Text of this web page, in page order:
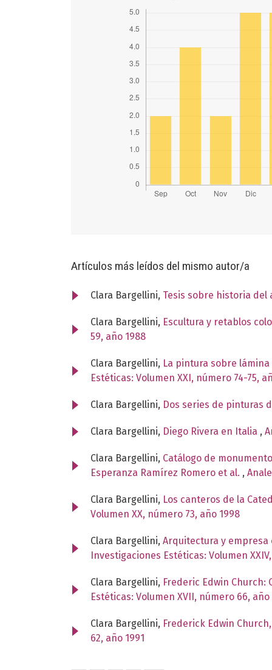
Artículos más leídos del mismo autor/a
Clara Bargellini, Tesis sobre historia
Clara Bargellini, Escultura y retablos
59, año 1988
Clara Bargellini, La pintura sobre
Estéticas: Volumen XXI, número 74-75,
Clara Bargellini, Dos series de pinturas
Clara Bargellini, Diego Rivera en Italia ,
Clara Bargellini, Catálogo de
Esperanza Ramírez Romero et al. ,
Clara Bargellini, Los canteros de la
Volumen XX, número 73, año 1998
Clara Bargellini, Arquitectura y empresa
Investigaciones Estéticas: Volumen
Clara Bargellini, Frederic Edwin Church:
Estéticas: Volumen XVII, número 66, año
Clara Bargellini, Frederick Edwin
62, año 1991